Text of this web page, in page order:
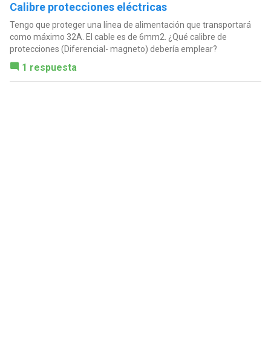
Calibre protecciones eléctricas
Tengo que proteger una línea de alimentación que transportará
como máximo 32A. El cable es de 6mm2. ¿Qué calibre de
protecciones (Diferencial- magneto) debería emplear?
1 respuesta